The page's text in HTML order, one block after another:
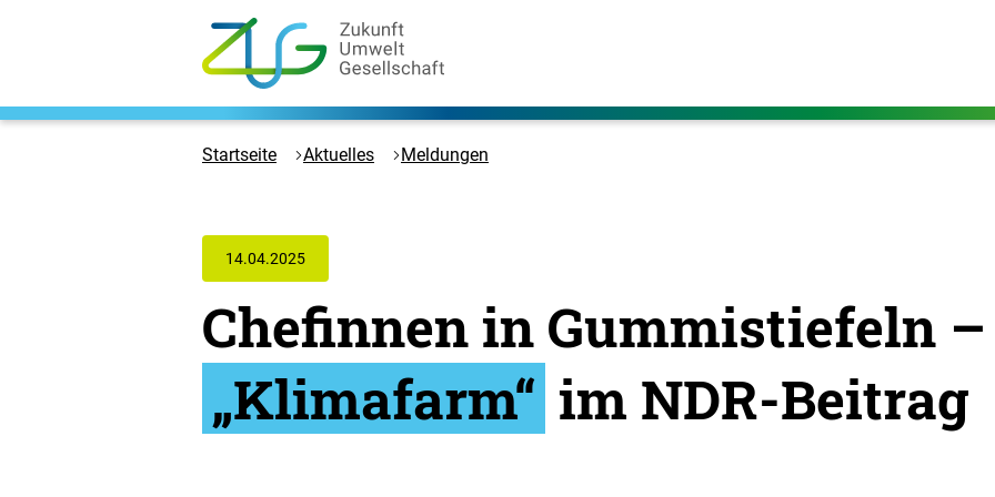
Zukunft
Umwelt
Zur
Startseite
Startseite Aktuelles Meldungen
14.04.2025
Chefinnen in Gummistiefeln –
„Klimafarm“ im NDR-Beitrag